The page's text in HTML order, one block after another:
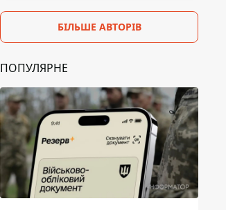
БІЛЬШЕ АВТОРІВ
ПОПУЛЯРНЕ